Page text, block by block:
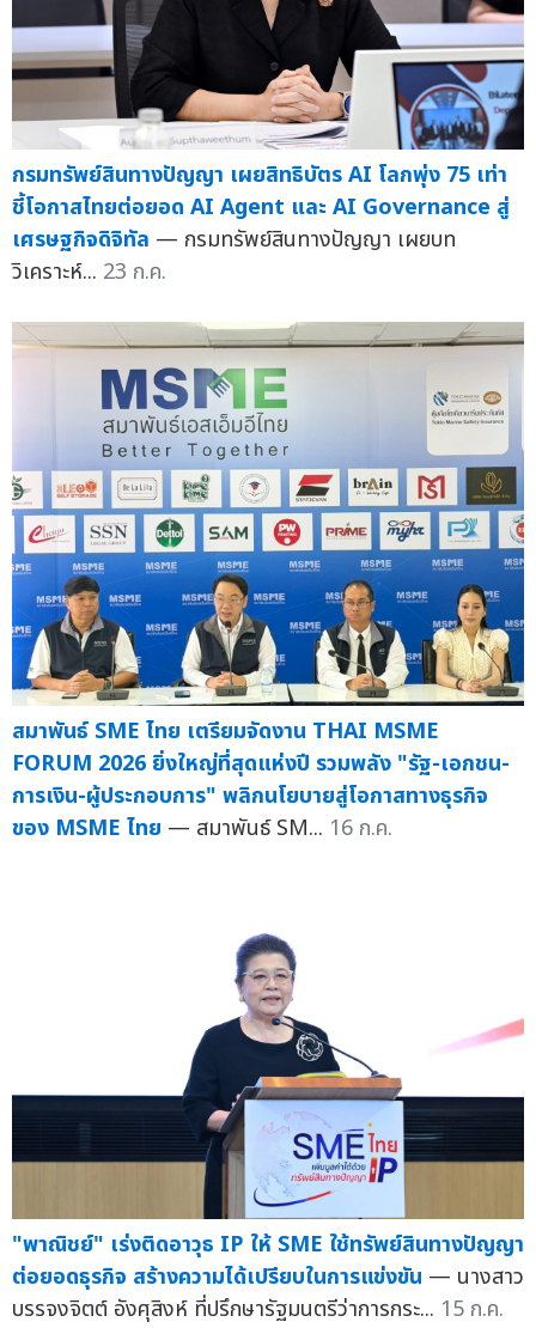
กรมทรัพย์สินทางปัญญา เผยสิทธิบัตร AI โลกพุ่ง 75 เท่า
ชี้โอกาสไทยต่อยอด AI Agent และ AI Governance สู่
เศรษฐกิจดิจิทัล — กรมทรัพย์สินทางปัญญา เผยบท
วิเคราะห์... 23 ก.ค.
สมาพันธ์ SME ไทย เตรียมจัดงาน THAI MSME
FORUM 2026 ยิ่งใหญ่ที่สุดแห่งปี รวมพลัง "รัฐ-เอกชน-
การเงิน-ผู้ประกอบการ" พลิกนโยบายสู่โอกาสทางธุรกิจ
ของ MSME ไทย — สมาพันธ์ SM... 16 ก.ค.
"พาณิชย์" เร่งติดอาวุธ IP ให้ SME ใช้ทรัพย์สินทางปัญญา
ต่อยอดธุรกิจ สร้างความได้เปรียบในการแข่งขัน — นางสาว
บรรจงจิตต์ อังศุสิงห์ ที่ปรึกษารัฐมนตรีว่าการกระ... 15 ก.ค.